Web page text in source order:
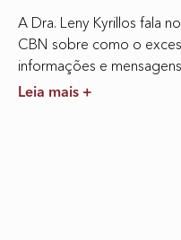
A Dra. Leny Kyrillos fala
CBN sobre como o
informações e
Leia mais +